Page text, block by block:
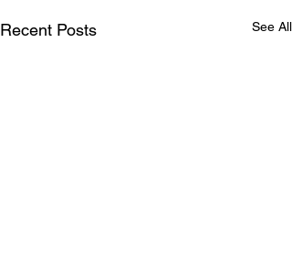
Recent Posts See All